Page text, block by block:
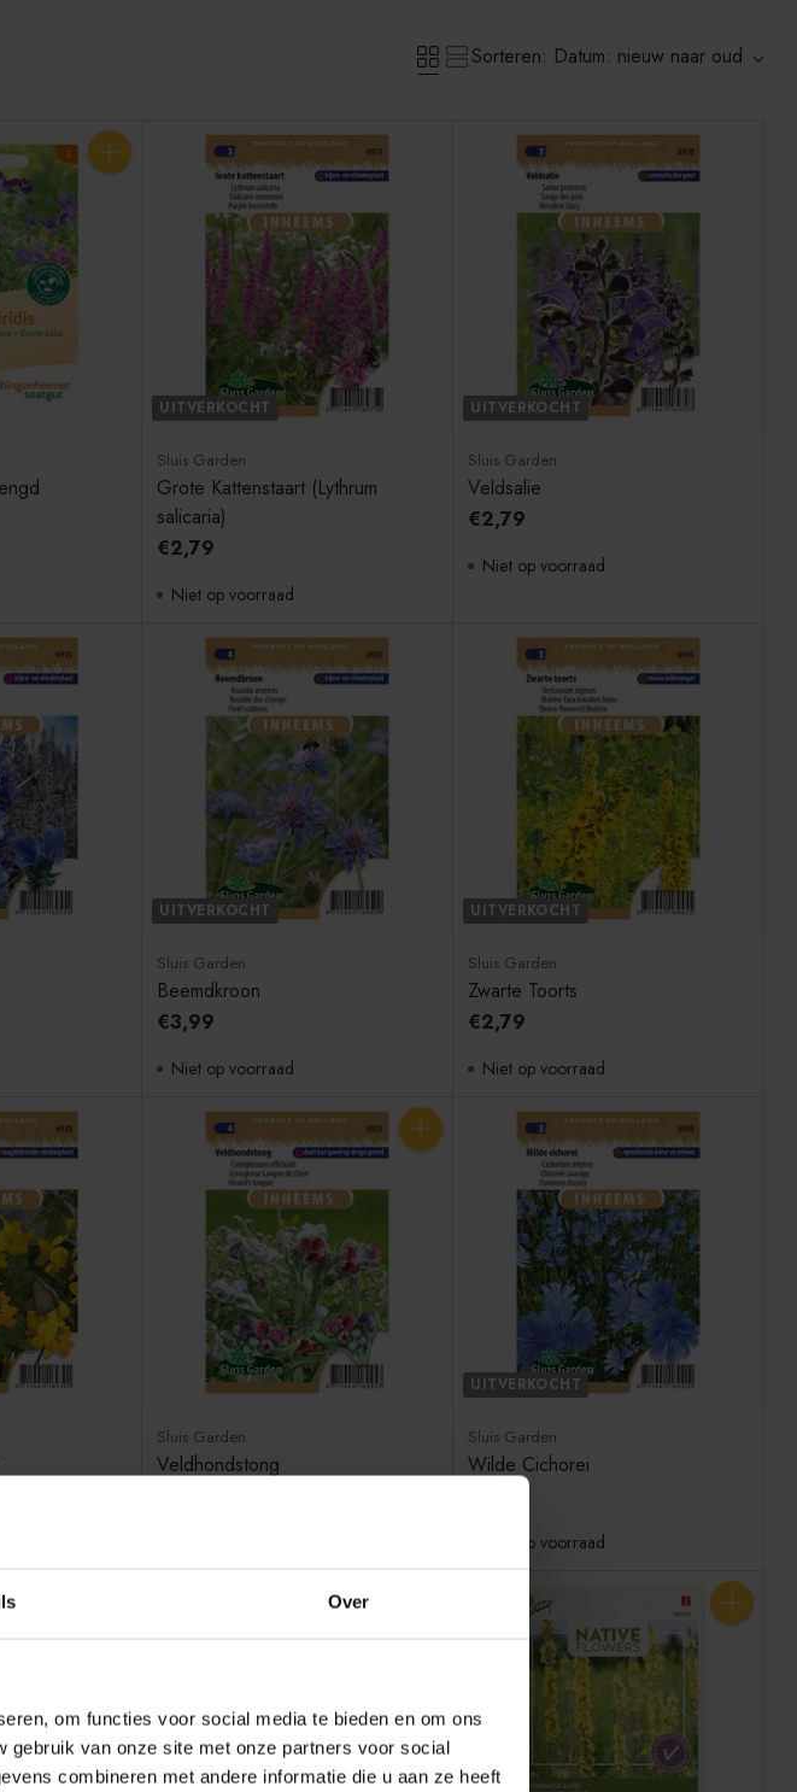
Over
om functies voor social media te bieden en om ons
gebruik van onze site met onze partners voor social
combineren met andere informatie die u aan ze heeft
Sorteren: Datum: nieuw naar oud
Aantal
UITVERKOCHT
Sluis Garden
Grote Kattenstaart (Lythrum
salicaria)
€2,79
Niet op voorraad
UITVERKOCHT
Sluis Garden
Veldsalie
€2,79
Niet op voorraad
UITVERKOCHT
Sluis Garden
Beemdkroon
€3,99
Niet op voorraad
UITVERKOCHT
Sluis Garden
Zwarte Toorts
€2,79
Niet op voorraad
Aantal
Sluis Garden
Veldhondstong
UITVERKOCHT
Sluis Garden
Wilde Cichorei
Niet op voorraad
Aantal